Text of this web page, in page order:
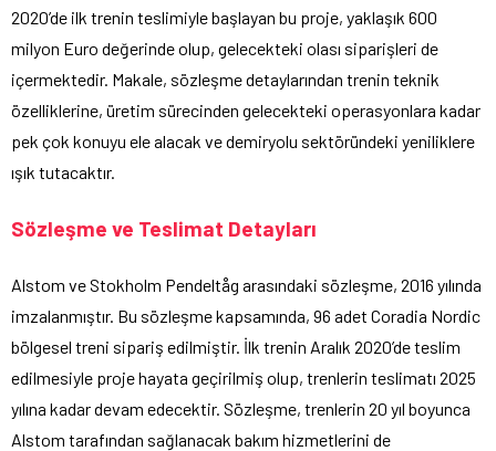
2020’de ilk trenin teslimiyle başlayan bu proje, yaklaşık 600
milyon Euro değerinde olup, gelecekteki olası siparişleri de
içermektedir. Makale, sözleşme detaylarından trenin teknik
özelliklerine, üretim sürecinden gelecekteki operasyonlara kadar
pek çok konuyu ele alacak ve demiryolu sektöründeki yeniliklere
ışık tutacaktır.
Sözleşme ve Teslimat Detayları
Alstom ve Stokholm Pendeltåg arasındaki sözleşme, 2016 yılında
imzalanmıştır. Bu sözleşme kapsamında, 96 adet Coradia Nordic
bölgesel treni sipariş edilmiştir. İlk trenin Aralık 2020’de teslim
edilmesiyle proje hayata geçirilmiş olup, trenlerin teslimatı 2025
yılına kadar devam edecektir. Sözleşme, trenlerin 20 yıl boyunca
Alstom tarafından sağlanacak bakım hizmetlerini de